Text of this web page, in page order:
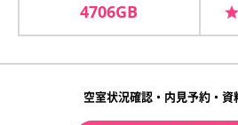
4706GB
空室状況確認・内見予約・